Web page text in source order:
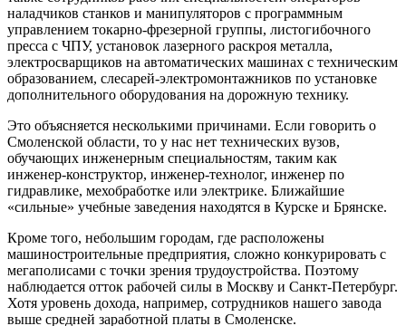
наладчиков станков и манипуляторов с программным
управлением токарно-фрезерной группы, листогибочного
пресса с ЧПУ, установок лазерного раскроя металла,
электросварщиков на автоматических машинах с техническим
образованием, слесарей-электромонтажников по установке
дополнительного оборудования на дорожную технику.
Это объясняется несколькими причинами. Если говорить о
Смоленской области, то у нас нет технических вузов,
обучающих инженерным специальностям, таким как
инженер-конструктор, инженер-технолог, инженер по
гидравлике, мехобработке или электрике. Ближайшие
«сильные» учебные заведения находятся в Курске и Брянске.
Кроме того, небольшим городам, где расположены
машиностроительные предприятия, сложно конкурировать с
мегаполисами с точки зрения трудоустройства. Поэтому
наблюдается отток рабочей силы в Москву и Санкт-Петербург.
Хотя уровень дохода, например, сотрудников нашего завода
выше средней заработной платы в Смоленске.